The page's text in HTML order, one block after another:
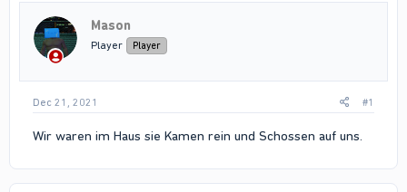
Mason
Player Player
Dec 21, 2021 #1
Wir waren im Haus sie Kamen rein und Schossen auf uns.